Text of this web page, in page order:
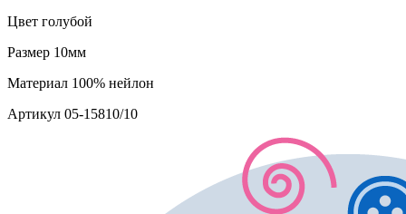
Цвет голубой
Размер 10мм
Материал 100% нейлон
Артикул 05-15810/10